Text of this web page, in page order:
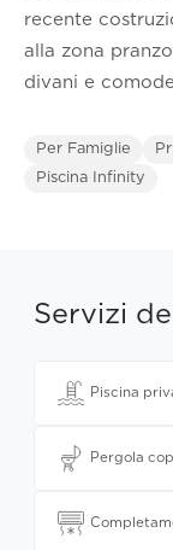
recente
alla zona
divani e
Per Famiglie
Piscina Infinity
Servizi
Piscina
Pergola